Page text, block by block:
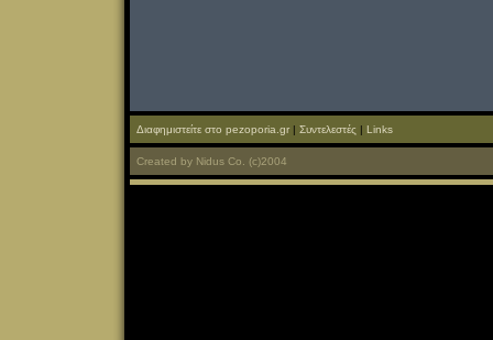
Διαφημιστείτε στο pezoporia.gr | Συντελεστές | Links
Created by Nidus Co. (c)2004